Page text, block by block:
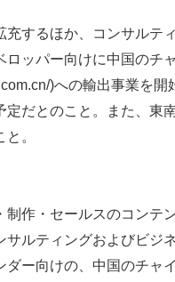
するほか、コンサルテ
ッパー向けに中国のチ
)への輸出事業を
定だとのこと。また、東
。
制作・セールスのコンテ
ルティングおよびビジ
ダー向けの、中国のチャ